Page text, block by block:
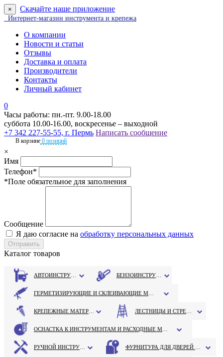
× Скачайте наше приложение
Интернет-магазин инструмента и крепежа
О компании
Новости и статьи
Отзывы
Доставка и оплата
Производители
Контакты
Личный кабинет
0
Часы работы: пн.-пт. 9.00-18.00
суббота 10.00-16.00, воскресенье – выходной
+7 342 227-55-55, г. Пермь Написать сообщение
В корзине 0 позиций
×
Имя
Телефон*
*Поле обязательное для заполнения
Сообщение
Я даю согласие на обработку персональных данных
Каталог товаров